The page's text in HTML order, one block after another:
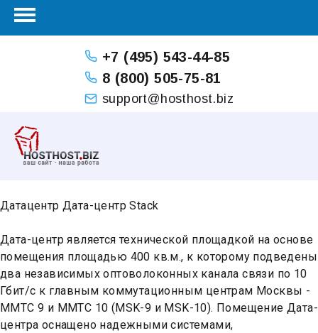
+7 (495) 543-44-85
8 (800) 505-75-81
support@hosthost.biz
Датацентр Дата-центр Stack
Дата-центр является технической площадкой на основе
помещения площадью 400 кв.м., к которому подведены
два независимых оптоволоконных канала связи по 10
Гбит/c к главным коммутационным центрам Москвы -
ММТС 9 и ММТС 10 (MSK-9 и MSK-10). Помещение Дата-
центра оснащено надежными системами,